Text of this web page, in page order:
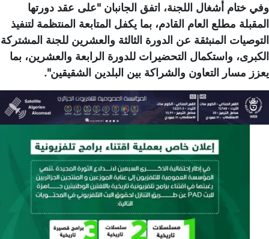
وفي ختام أشغال اللجنة، اتفق الجانبان "على عقد دورتها
المقبلة مطلع العام القادم، بما يكفل المتابعة المنتظمة لتنفيذ
التوصيات المنبثقة عن الدورة الثالثة والعشرين للجنة المشتركة
الكبرى، واستكمال التحضيرات للدورة الرابعة والعشرين، بما
يعزز مسار التعاون والشراكة بين البلدين الشقيقين".